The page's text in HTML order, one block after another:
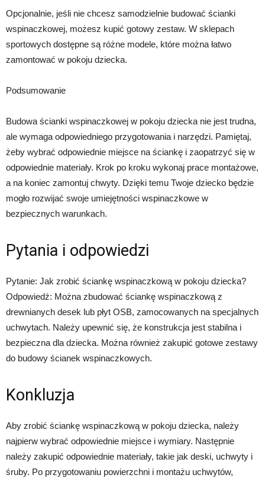
Opcjonalnie, jeśli nie chcesz samodzielnie budować ścianki
wspinaczkowej, możesz kupić gotowy zestaw. W sklepach
sportowych dostępne są różne modele, które można łatwo
zamontować w pokoju dziecka.
Podsumowanie
Budowa ścianki wspinaczkowej w pokoju dziecka nie jest trudna,
ale wymaga odpowiedniego przygotowania i narzędzi. Pamiętaj,
żeby wybrać odpowiednie miejsce na ściankę i zaopatrzyć się w
odpowiednie materiały. Krok po kroku wykonaj prace montażowe,
a na koniec zamontuj chwyty. Dzięki temu Twoje dziecko będzie
mogło rozwijać swoje umiejętności wspinaczkowe w
bezpiecznych warunkach.
Pytania i odpowiedzi
Pytanie: Jak zrobić ściankę wspinaczkową w pokoju dziecka?
Odpowiedź: Można zbudować ściankę wspinaczkową z
drewnianych desek lub płyt OSB, zamocowanych na specjalnych
uchwytach. Należy upewnić się, że konstrukcja jest stabilna i
bezpieczna dla dziecka. Można również zakupić gotowe zestawy
do budowy ścianek wspinaczkowych.
Konkluzja
Aby zrobić ściankę wspinaczkową w pokoju dziecka, należy
najpierw wybrać odpowiednie miejsce i wymiary. Następnie
należy zakupić odpowiednie materiały, takie jak deski, uchwyty i
śruby. Po przygotowaniu powierzchni i montażu uchwytów,